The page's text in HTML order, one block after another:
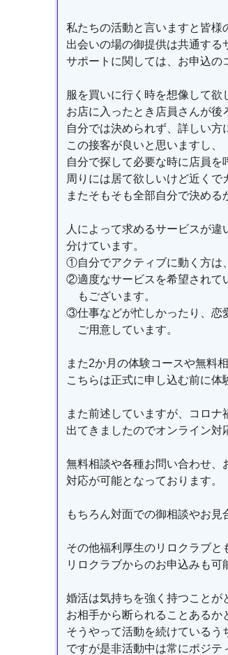
私たちの活動と言いますと皆様
出会いの場の御提供は共通する
サポートに関しては、お申込の
服を買いに行く時を想像して欲
お店に入ったとき店員さんが後
自分では決められず、詳しい
この接客が良いと思いますし、
自分で探して必要な時に店員
周りには居て欲しいけど近くで
またそもそも全部自分で決める
人によって求めるサービスが
分けています。
①自分でアクティブに動く方は
②適度なサービスを希望されて
もございます。
③仕事などが忙しかったり、恋
ご用意しています。
また2か月の体験コースや無料
こちらは正式に申し込む前に体
また前述していますが、コロ
出てきましたのでオンライン対
無料相談や各種お問い合わせ、
対応が可能となっております。
もちろん対面での御相談やお見
その他福利厚生のリロクラブと
リロクラブからのお申込みも可
婚活は気持ちを強く持つことが
お相手から断られることあるか
そうやって活動を続けているう
ですが是非活動中は常にポジテ